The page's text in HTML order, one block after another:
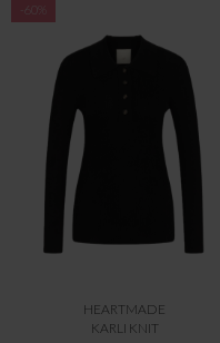
-60%
HEARTMADE
KARLI KNIT